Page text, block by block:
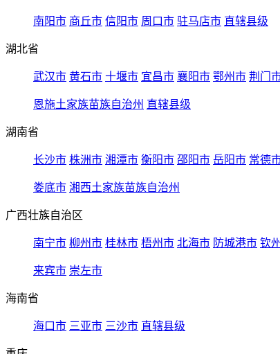
南阳市 商丘市 信阳市 周口市 驻马店市 直辖县级
湖北省
武汉市 黄石市 十堰市 宜昌市 襄阳市 鄂州市 荆门
恩施土家族苗族自治州 直辖县级
湖南省
长沙市 株洲市 湘潭市 衡阳市 邵阳市 岳阳市 常德
娄底市 湘西土家族苗族自治州
广西壮族自治区
南宁市 柳州市 桂林市 梧州市 北海市 防城港市 钦
来宾市 崇左市
海南省
海口市 三亚市 三沙市 直辖县级